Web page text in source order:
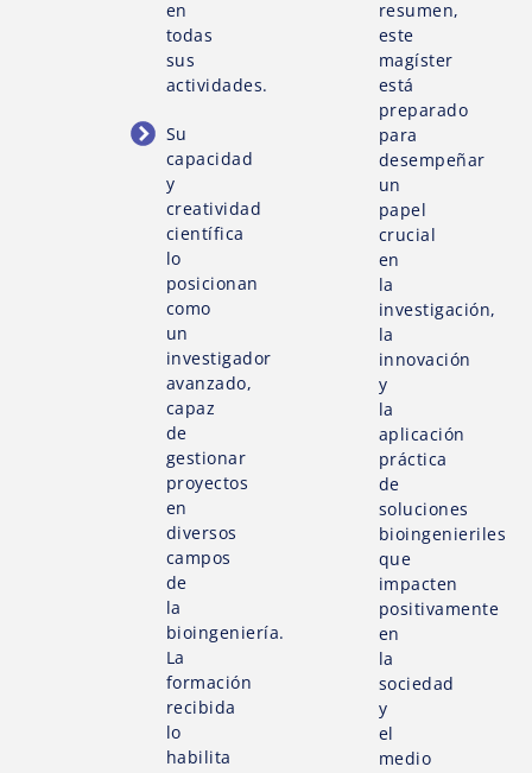
en
todas
sus
actividades.
Su
capacidad
y
creatividad
científica
lo
posicionan
como
un
investigador
avanzado,
capaz
de
gestionar
proyectos
en
diversos
campos
de
la
bioingeniería.
La
formación
recibida
lo
habilita
resumen,
este
magíster
está
preparado
para
desempeñar
un
papel
crucial
en
la
investigación,
la
innovación
y
la
aplicación
práctica
de
soluciones
bioingenieriles
que
impacten
positivamente
en
la
sociedad
y
el
medio